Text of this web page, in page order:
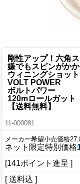
剛性アップ！六角
嫌でもスピンがか
ウィニングショット
VOLT POWER
ボルトパワー
120mロールガット
【送料無料】
11-000081
メーカー希望小売価格
ネット限定特別価格
[141ポイント進呈 ]
[ 送料込 ]